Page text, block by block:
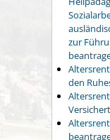
zur
den